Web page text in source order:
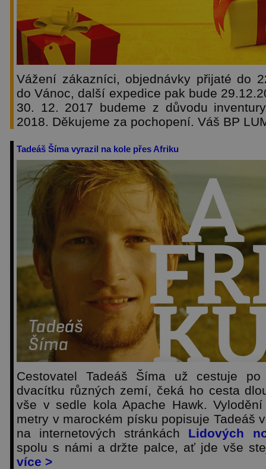
Vážení zákazníci, objednávky přijaté do
do Vánoc, další expedice pak bude
30. 12. 2017 budeme z důvodu
2018. Děkujeme za pochopení. Váš BP
Tadeáš Šíma vyrazil na kole přes Afriku
Cestovatel Tadeáš Šíma už cestuje
dvacítku různých zemí, čeká ho cesta
vše v sedle kola Apache Hawk.
metry v marockém písku popisuje Tadeáš
na internetových stránkách Lidových
spolu s námi a držte palce, ať jde vše
více >